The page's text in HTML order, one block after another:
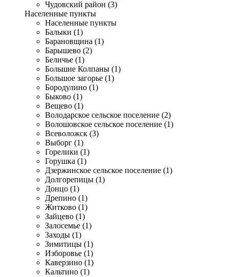
Чудовский район (3)
Населенные пункты
Населенные пункты
Балыки (1)
Барановщина (1)
Барышево (2)
Беличье (1)
Большие Колпаны (1)
Большое загорье (1)
Бородулино (1)
Быково (1)
Вещево (1)
Володарское сельское поселение (2)
Волошовское сельское поселение (1)
Всеволожск (3)
Выборг (1)
Горелики (1)
Горушка (1)
Дзержинское сельское поселение (1)
Долгорепицы (1)
Донцо (1)
Дрепино (1)
Житково (1)
Зайцево (1)
Залосемье (1)
Заходы (1)
Зимитицы (1)
Изборовье (1)
Каверзино (1)
Кальтино (1)